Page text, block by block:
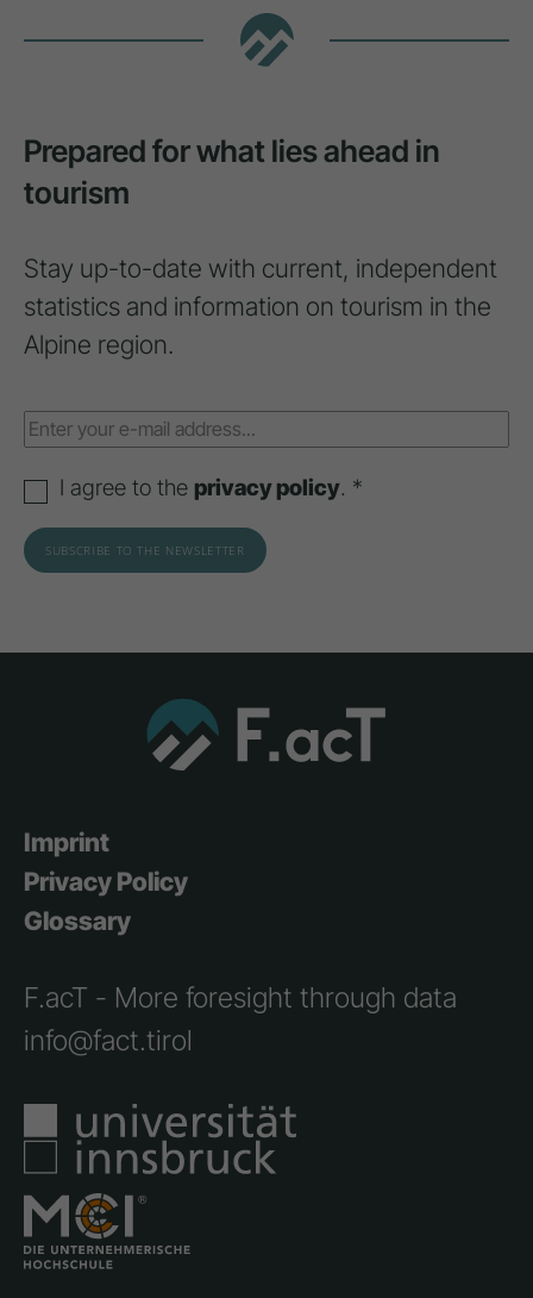
Prepared for what lies ahead in
tourism
Stay up-to-date with current, independent
statistics and information on tourism in the
Alpine region.
I agree to the privacy policy. *
Imprint
Privacy Policy
Glossary
F.acT - More foresight through data
info@fact.tirol